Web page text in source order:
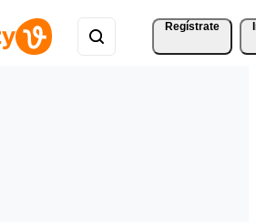
Regístrate